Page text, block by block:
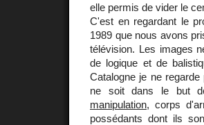
elle permis de vider le
C'est en regardant le
1989 que nous avons
télévision. Les images
de logique et de
Catalogne je ne
ne soit dans le but
manipulation, corps
possédants dont ils